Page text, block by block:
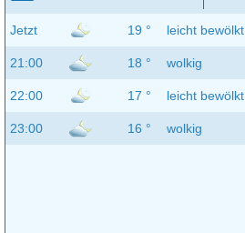
Jetzt 19 ° leicht bewölkt
21:00 18 ° wolkig
22:00 17 ° leicht bewölkt
23:00 16 ° wolkig